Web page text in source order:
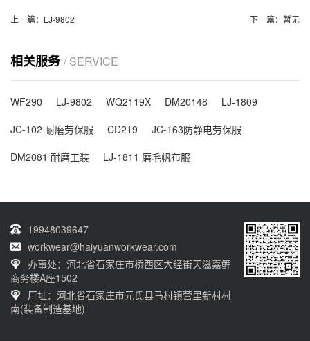
上一篇： LJ-9802 下一篇： 暂无
相关服务/ SERVICE
WF290 LJ-9802 WQ2119X DM20148
LJ-1809
JC-102 耐磨劳保服
CD219
JC-163防静电劳保服
DM2081 耐磨工装
LJ-1811 磨毛帆布服
19948039647
workwear@haiyuanworkwear.com
办事处：河北省石家庄市桥西区大经街天滋嘉鲤
商务楼A座1502
厂址：河北省石家庄市元氏县马村镇营里新村村
南(装备制造基地)